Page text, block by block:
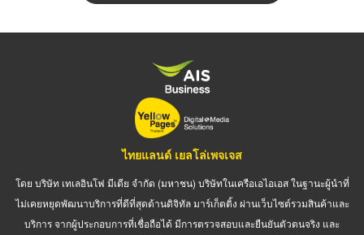
ไทยแลนด์ เยลโล่เพจเจส
โดย บริษัท เทเลอินโฟ มีเดีย จำกัด (มหาชน) บริษัทในเครือเอไอเอส ในฐานะผู้นำที่
ไม่เคยหยุดพัฒนาบริการที่ดีที่สุดด้านดิจิทัล มาร์เก็ตติ้ง ผ่านเว็บไซต์รวมสินค้าและ
บริการ จากผู้ประกอบการที่เชื่อถือได้ มีการตรวจสอบและยืนยันตัวตนจริง และ